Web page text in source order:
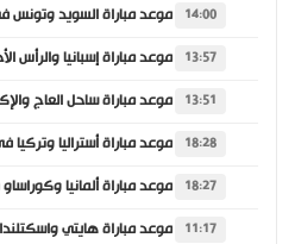
14:00
13:57
13:51
18:28
18:27
11:17